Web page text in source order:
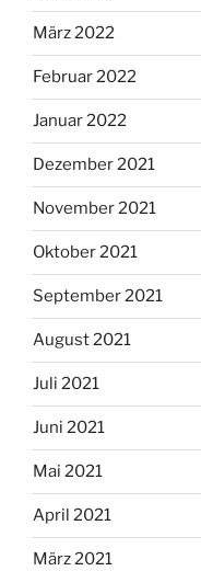
März 2022
Februar 2022
Januar 2022
Dezember 2021
November 2021
Oktober 2021
September 2021
August 2021
Juli 2021
Juni 2021
Mai 2021
April 2021
März 2021